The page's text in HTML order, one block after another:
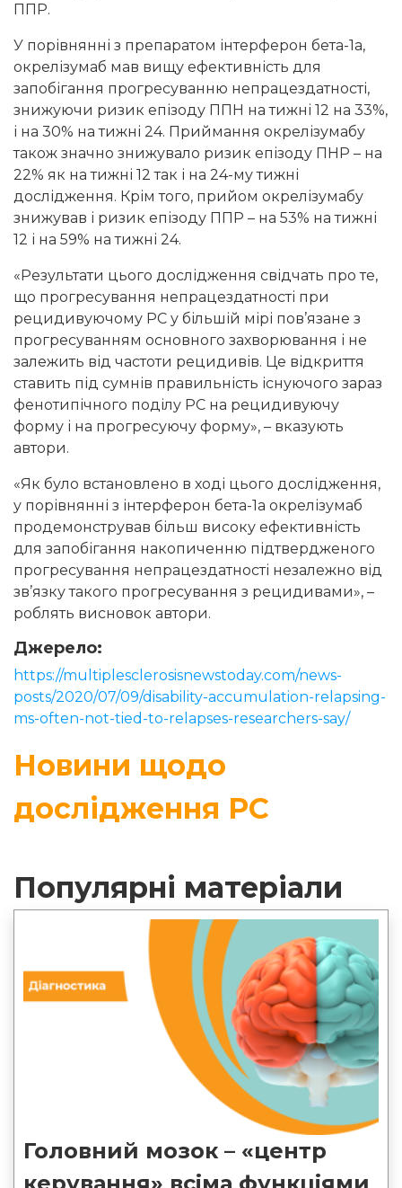
ППР.
У порівнянні з препаратом інтерферон бета-1а,
окрелізумаб мав вищу ефективність для
запобігання прогресуванню непрацездатності,
знижуючи ризик епізоду ППН на тижні 12 на 33%,
і на 30% на тижні 24. Приймання окрелізумабу
також значно знижувало ризик епізоду ПНР – на
22% як на тижні 12 так і на 24-му тижні
дослідження. Крім того, прийом окрелізумабу
знижував і ризик епізоду ППР – на 53% на тижні
12 і на 59% на тижні 24.
«Результати цього дослідження свідчать про те,
що прогресування непрацездатності при
рецидивуючому РС у більшій мірі пов’язане з
прогресуванням основного захворювання і не
залежить від частоти рецидивів. Це відкриття
ставить під сумнів правильність існуючого зараз
фенотипічного поділу РС на рецидивуючу
форму і на прогресуючу форму», – вказують
автори.
«Як було встановлено в ході цього дослідження,
у порівнянні з інтерферон бета-1а окрелізумаб
продемонстрував більш високу ефективність
для запобігання накопиченню підтвердженого
прогресування непрацездатності незалежно від
зв’язку такого прогресування з рецидивами», –
роблять висновок автори.
Джерело:
https://multiplesclerosisnewstoday.com/news-
posts/2020/07/09/disability-accumulation-relapsing-
ms-often-not-tied-to-relapses-researchers-say/
Новини щодо
дослідження РС
Популярні матеріали
Головний мозок – «центр